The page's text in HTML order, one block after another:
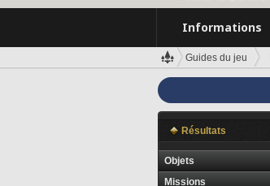
Informations
Guides du jeu
Résultats
Objets
Missions